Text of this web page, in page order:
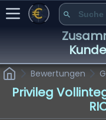
Bewertungen
Privileg